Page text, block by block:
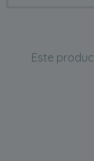
Este